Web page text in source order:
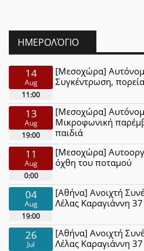
ΗΜΕΡΟΛΌΓΙΟ
14
Aug
11:00
[Μεσοχώρα]
Συγκέντρωση,
13
Aug
19:00
[Μεσοχώρα]
Μικροφωνική
παιδιά
11
Aug
0:00
[Μεσοχώρα]
όχθη του ποταμού
04
Aug
19:00
[Αθήνα] Ανοιχτή
Λέλας Καραγιάννη 37
26
Jul
[Αθήνα] Ανοιχτή
Λέλας Καραγιάννη 37